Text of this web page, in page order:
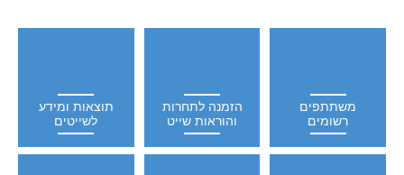
משתתפים
רשומים
הזמנה לתחרות
והוראות שייט
תוצאות ומידע
לשייטים